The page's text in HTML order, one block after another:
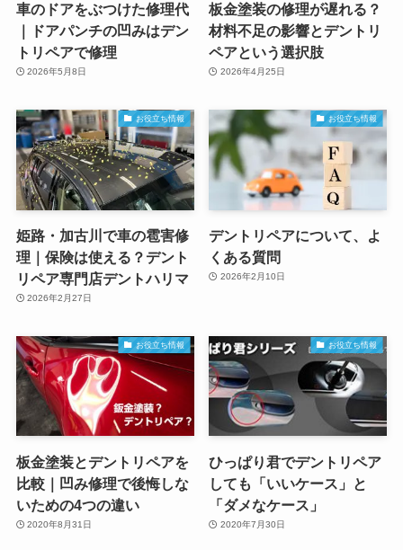
車のドアをぶつけた修理代
｜ドアパンチの凹みはデン
トリペアで修理
2026年5月8日
板金塗装の修理が遅れる？
材料不足の影響とデントリ
ペアという選択肢
2026年4月25日
お役立ち情報
姫路・加古川で車の雹害修
理｜保険は使える？デント
リペア専門店デントハリマ
2026年2月27日
お役立ち情報
デントリペアについて、よ
くある質問
2026年2月10日
お役立ち情報
板金塗装とデントリペアを
比較｜凹み修理で後悔しな
いための4つの違い
2020年8月31日
お役立ち情報
ひっぱり君でデントリペア
しても「いいケース」と
「ダメなケース」
2020年7月30日